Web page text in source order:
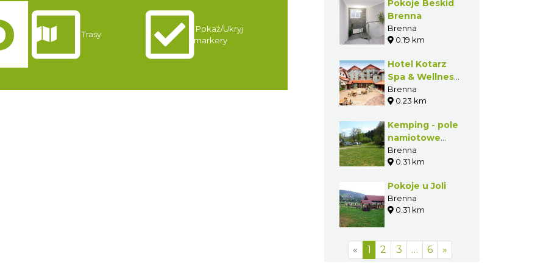
Trasy
Pokaż/Ukryj
markery
Pokoje Beskid
Brenna
Brenna
0.19 km
Hotel Kotarz
Spa & Wellness
***
Brenna
0.23 km
Kemping - pole
namiotowe
"Kotarz"
Brenna
0.31 km
Pokoje u Joli
Brenna
0.31 km
« 1 2 3 … 6 »